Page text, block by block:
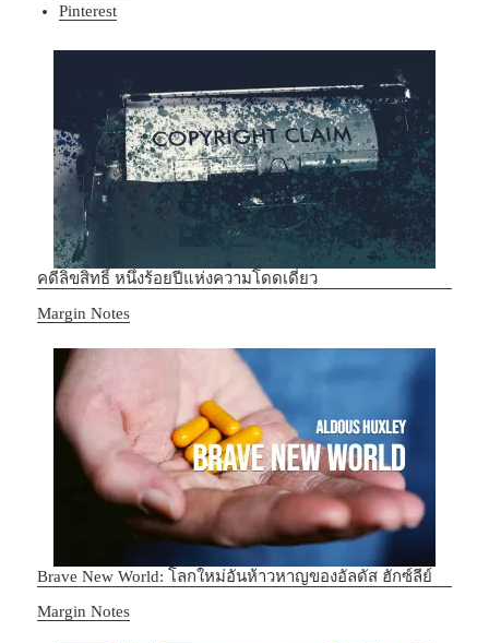
Pinterest
คดีลิขสิทธิ์ หนึ่งร้อยปีแห่งความโดดเดี่ยว
In relation to
Margin Notes
Brave New World: โลกใหม่อันห้าวหาญของอัลดัส ฮักซ์ลีย์
In relation to
Margin Notes